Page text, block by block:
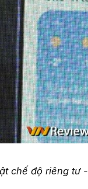
chế độ riêng tư -